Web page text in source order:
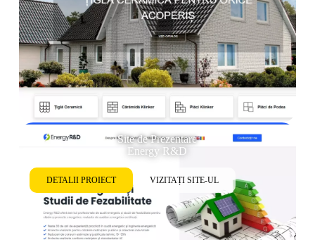
Site de Prezentare
Energy R&D
DETALII PROIECT VIZITAȚI SITE-UL